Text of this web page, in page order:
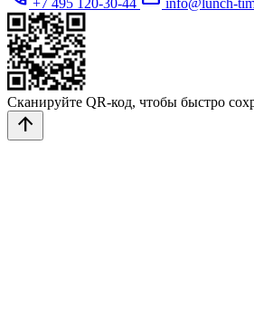
+7 495 120-30-44 info@lunch-
Сканируйте QR-код, чтобы быстро
arrow_upward